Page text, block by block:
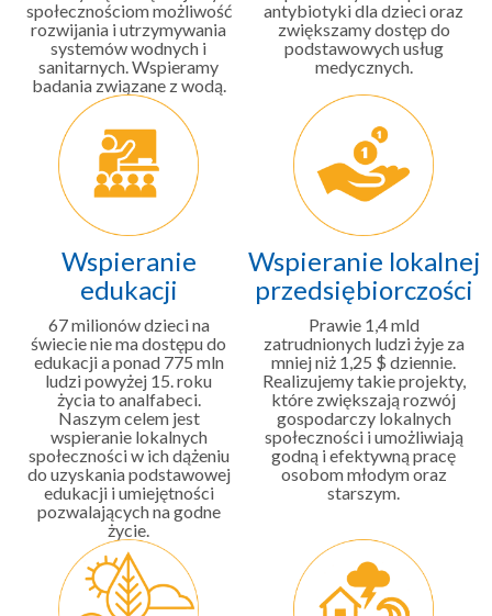
społecznościom możliwość
rozwijania i utrzymywania
systemów wodnych i
sanitarnych. Wspieramy
badania związane z wodą.
antybiotyki dla dzieci oraz
zwiększamy dostęp do
podstawowych usług
medycznych.
Wspieranie
edukacji
67 milionów dzieci na
świecie nie ma dostępu do
edukacji a ponad 775 mln
ludzi powyżej 15. roku
życia to analfabeci.
Naszym celem jest
wspieranie lokalnych
społeczności w ich dążeniu
do uzyskania podstawowej
edukacji i umiejętności
pozwalających na godne
życie.
Wspieranie lokalnej
przedsiębiorczości
Prawie 1,4 mld
zatrudnionych ludzi żyje za
mniej niż 1,25 $ dziennie.
Realizujemy takie projekty,
które zwiększają rozwój
gospodarczy lokalnych
społeczności i umożliwiają
godną i efektywną pracę
osobom młodym oraz
starszym.